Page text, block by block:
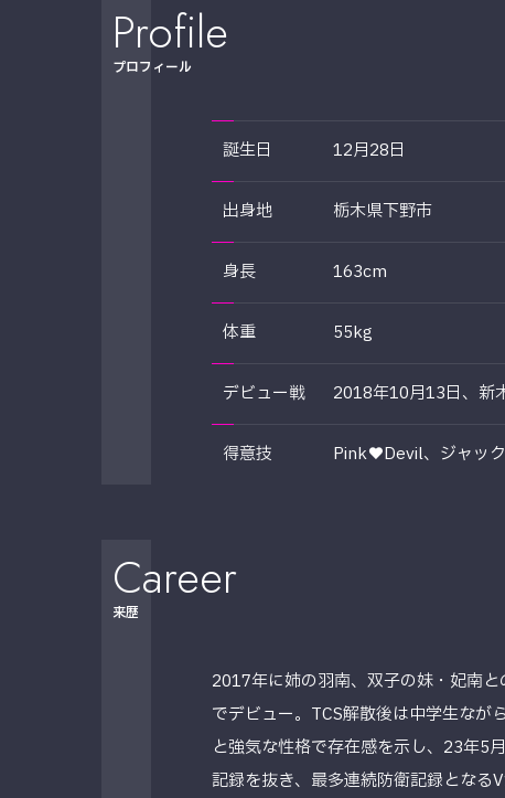
Profile
プロフィール
誕生日 12月28日
出身地 栃木県下野市
身長 163cm
体重 55kg
デビュー戦 2018年10月13日、新
得意技 Pink♥Devil、ジャッ
Career
来歴
2017年に姉の羽南、双子の妹・妃南
でデビュー。TCS解散後は中学生なが
と強気な性格で存在感を示し、23年5
記録を抜き、最多連続防衛記録とな